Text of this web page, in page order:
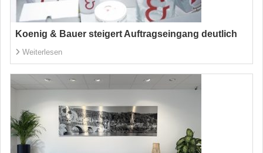
Koenig & Bauer steigert Auftragseingang deutlich
Weiterlesen